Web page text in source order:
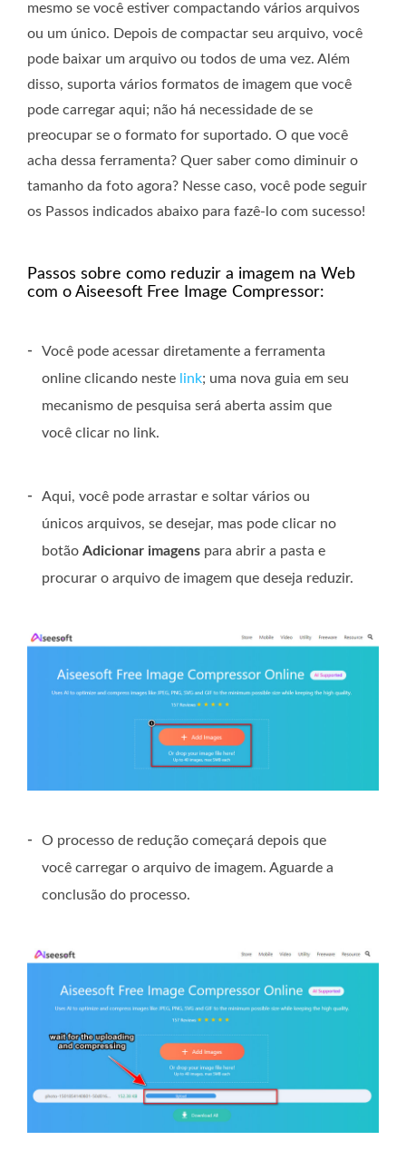
mesmo se você estiver compactando vários arquivos
ou um único. Depois de compactar seu arquivo, você
pode baixar um arquivo ou todos de uma vez. Além
disso, suporta vários formatos de imagem que você
pode carregar aqui; não há necessidade de se
preocupar se o formato for suportado. O que você
acha dessa ferramenta? Quer saber como diminuir o
tamanho da foto agora? Nesse caso, você pode seguir
os Passos indicados abaixo para fazê-lo com sucesso!
Passos sobre como reduzir a imagem na Web
com o Aiseesoft Free Image Compressor:
-
Você pode acessar diretamente a ferramenta
online clicando neste link; uma nova guia em seu
mecanismo de pesquisa será aberta assim que
você clicar no link.
-
Aqui, você pode arrastar e soltar vários ou
únicos arquivos, se desejar, mas pode clicar no
botão Adicionar imagens para abrir a pasta e
procurar o arquivo de imagem que deseja reduzir.
-
O processo de redução começará depois que
você carregar o arquivo de imagem. Aguarde a
conclusão do processo.